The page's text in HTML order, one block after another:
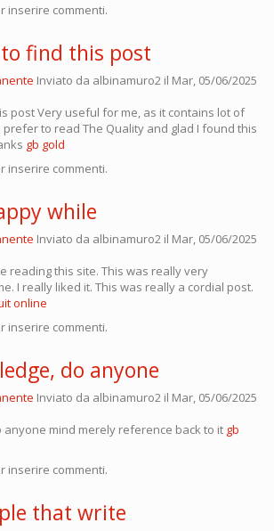
inserire commenti.
find this post
Inviato da albinamuro2 il Mar, 05/06/2025
post Very useful for me, as it contains lot of
to read The Quality and glad I found this
gb gold
inserire commenti.
while
Inviato da albinamuro2 il Mar, 05/06/2025
reading this site. This was really very
I really liked it. This was really a cordial post.
online
inserire commenti.
do anyone
Inviato da albinamuro2 il Mar, 05/06/2025
anyone mind merely reference back to it gb
inserire commenti.
that write